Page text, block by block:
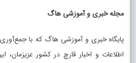
مجله خبری و آموزشی هاگ
پایگاه خبری و آموزشی هاگ که با
اطلاعات و اخبار قارچ در کشور عزیزمان،